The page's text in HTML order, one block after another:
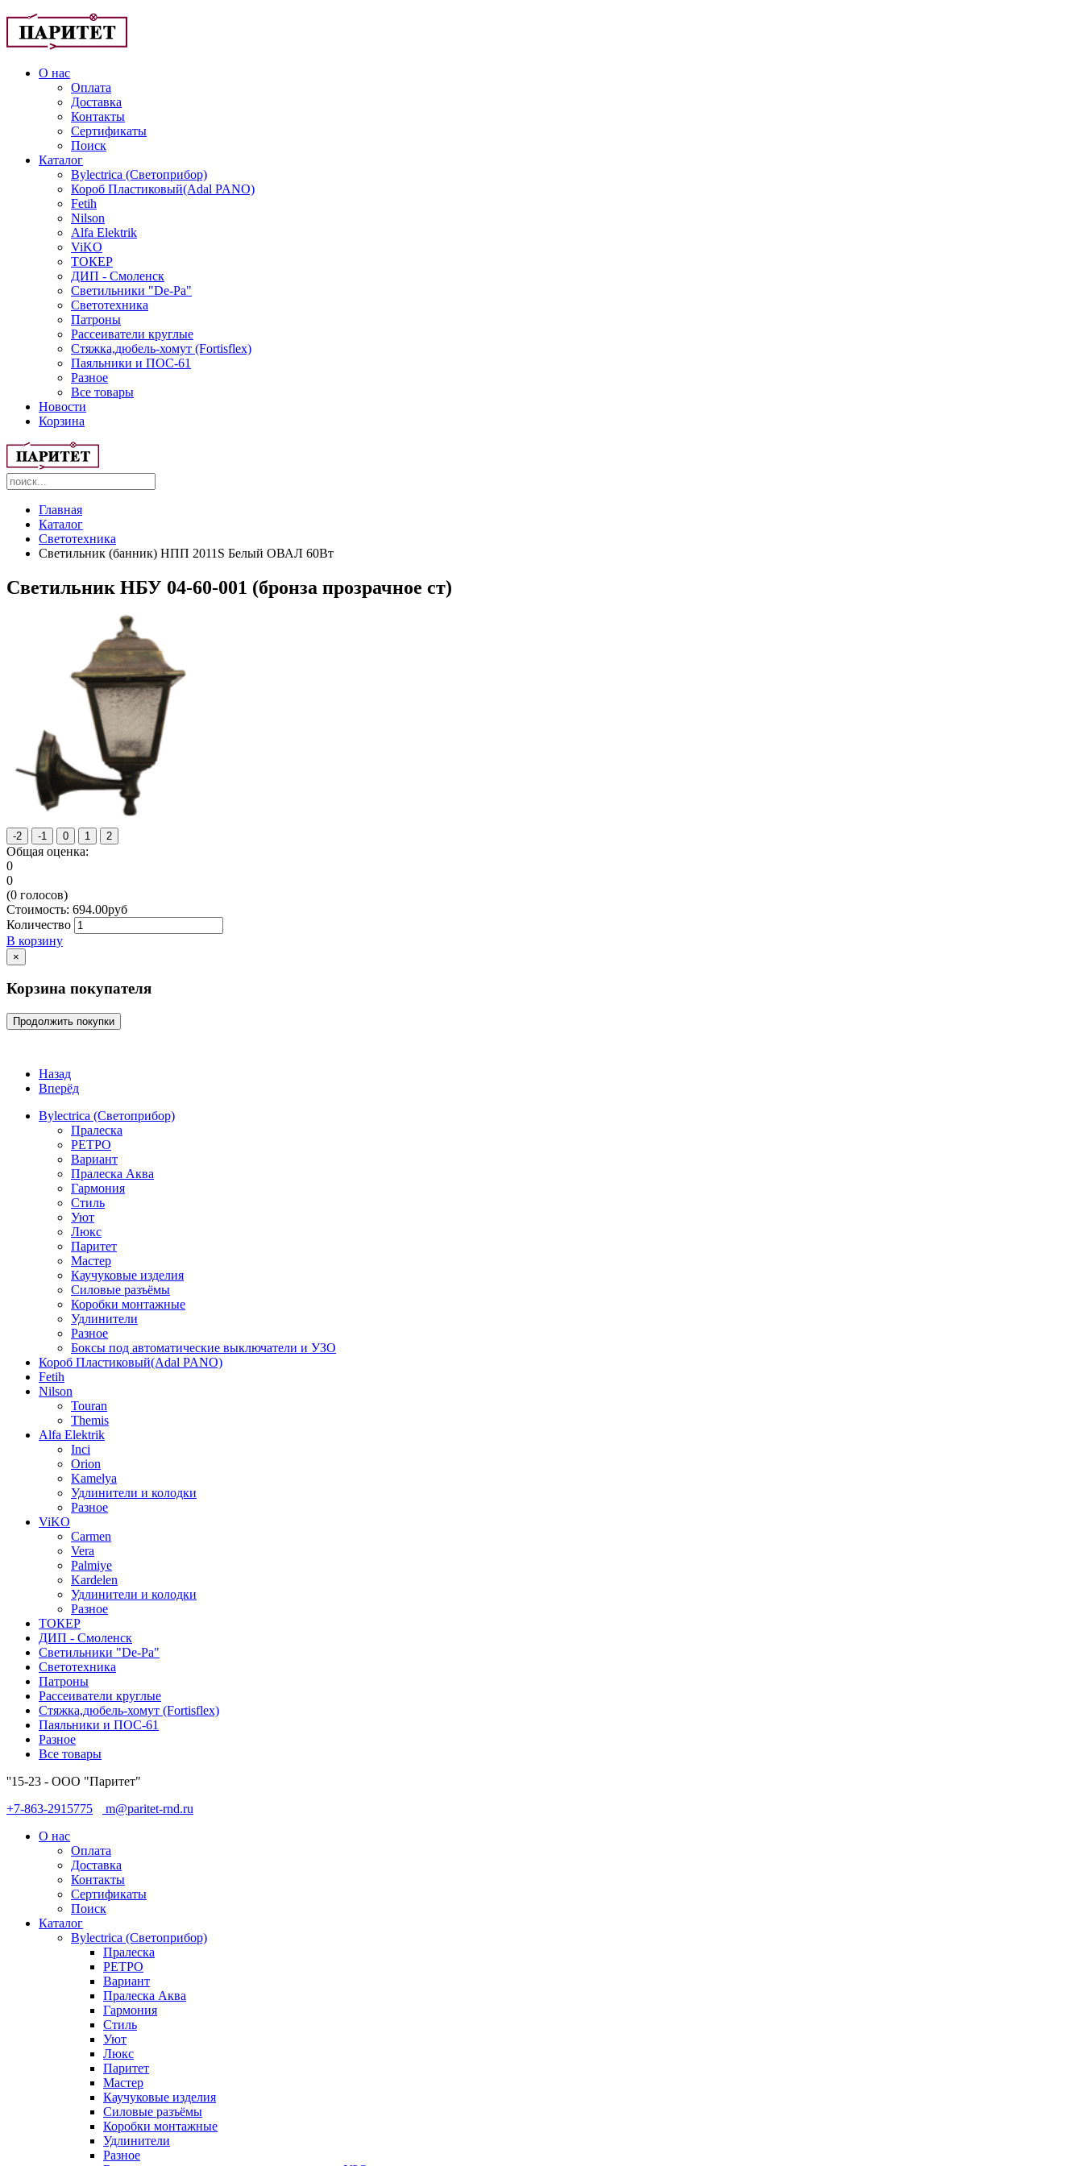
О нас
Оплата
Доставка
Контакты
Сертификаты
Поиск
Каталог
Bylectrica (Светоприбор)
Короб Пластиковый(Adal PANO)
Fetih
Nilson
Alfa Elektrik
ViKO
ТОКЕР
ДИП - Смоленск
Светильники "De-Pa"
Светотехника
Патроны
Рассеиватели круглые
Стяжка,дюбель-хомут (Fortisflex)
Паяльники и ПОС-61
Разное
Все товары
Новости
Корзина
Главная
Каталог
Светотехника
Светильник (банник) НПП 2011S Белый ОВАЛ 60Вт
Светильник НБУ 04-60-001 (бронза прозрачное ст)
Общая оценка:
0
0
(0 голосов)
Стоимость: 694.00руб
Количество
В корзину
×
Корзина покупателя
Продолжить покупки
Назад
Вперёд
Bylectrica (Светоприбор)
Пралеска
РЕТРО
Вариант
Пралеска Аква
Гармония
Стиль
Уют
Люкс
Паритет
Мастер
Каучуковые изделия
Силовые разъёмы
Коробки монтажные
Удлинители
Разное
Боксы под автоматические выключатели и УЗО
Короб Пластиковый(Adal PANO)
Fetih
Nilson
Touran
Themis
Alfa Elektrik
Inci
Orion
Kamelya
Удлинители и колодки
Разное
ViKO
Carmen
Vera
Palmiye
Kardelen
Удлинители и колодки
Разное
ТОКЕР
ДИП - Смоленск
Светильники "De-Pa"
Светотехника
Патроны
Рассеиватели круглые
Стяжка,дюбель-хомут (Fortisflex)
Паяльники и ПОС-61
Разное
Все товары
''15-23 - ООО "Паритет"
+7-863-2915775
m@paritet-rnd.ru
О нас
Оплата
Доставка
Контакты
Сертификаты
Поиск
Каталог
Bylectrica (Светоприбор)
Пралеска
РЕТРО
Вариант
Пралеска Аква
Гармония
Стиль
Уют
Люкс
Паритет
Мастер
Каучуковые изделия
Силовые разъёмы
Коробки монтажные
Удлинители
Разное